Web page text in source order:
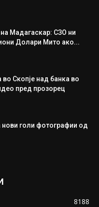
Мадагаскар: СЗО ни
Долари Мито ако...
Скопје над банка во
пред прозорец
нови голи фотографии од
8188